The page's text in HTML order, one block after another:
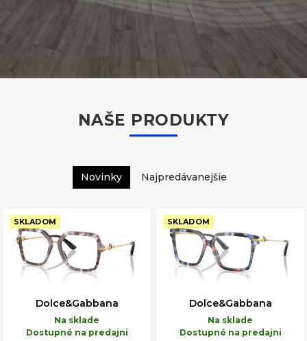
NAŠE PRODUKTY
Novinky Najpredávanejšie
SKLADOM
Dolce&Gabbana
Na sklade
Dostupné na predajni
SKLADOM
Dolce&Gabbana
Na sklade
Dostupné na predajni